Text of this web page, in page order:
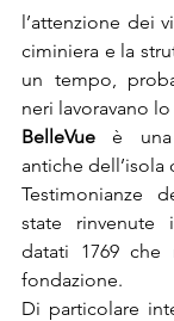
l’attenzione dei
ciminiera e la
un tempo,
neri lavoravano
BelleVue è
antiche dell’isola
Testimonianze
state rinvenute
datati 1769 che
fondazione.
Di particolare